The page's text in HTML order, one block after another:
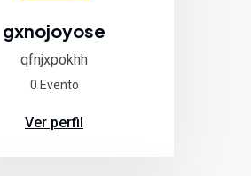
gxnojoyose
qfnjxpokhh
0 Evento
Ver perfil